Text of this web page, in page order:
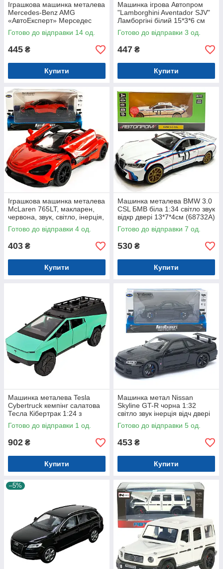
Іграшкова машинка металева
Mercedes-Benz AMG
«АвтоЕксперт» Мерседес
червоний звук світло 15*6*5
см (26902)
Готово до відправки 14 од.
445 ₴
Купити
Машинка ігрова Автопром
"Lamborghini Aventador SJV"
Ламборгіні білий 15*3*6 см
(68472)
Готово до відправки 3 од.
447 ₴
Купити
Іграшкова машинка металева
McLaren 765LT, макларен,
червона, звук, світло, інерція,
откр двері, капот,
Автоексперт, 1:32,14*8*4см
Готово до відправки 4 од.
403 ₴
Купити
Машинка металева BMW 3.0
CSL БМВ біла 1:34 світло звук
відкр двері 13*7*4см (68732А)
Готово до відправки 7 од.
530 ₴
Купити
Машинка металева Tesla
Cybertruck кемпінг салатова
Тесла Кібертрак 1:24 з
кухнею інерція звук світло
(AP7727)
Готово до відправки 1 од.
902 ₴
Купити
Машинка метал Nissan
Skyline GT-R чорна 1:32
світло звук інерція відч двері
капот багаж (TK-13306)
Готово до відправки 5 од.
453 ₴
Купити
–5%